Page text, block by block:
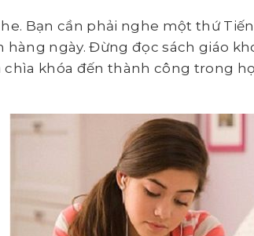
Bạn cần phải nghe một thứ
hàng ngày. Đừng đọc sách giáo
chìa khóa đến thành công trong